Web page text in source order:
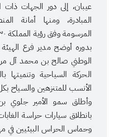
عيبان، إلى دور الجهات
المبادرة، ومنها أمانة
المرسومة وفق رؤية المملكة ٢٠٣٠.
بدوره أوضح مدير فرع الهيئة
الوطني صالح بن محمد آل
الحركة السياحية وتنميتها
الأنسب للمتنزهين والسياح
وأطلق سمو الأمير جلوي بن
بانطلاق سيارات حراسة
وحماس الحراس البيئيين في